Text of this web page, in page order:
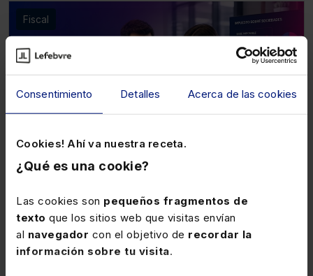
Consentimiento Detalles Acerca de las cookies
Cookies! Ahí va nuestra receta.
¿Qué es una cookie?
Las cookies son pequeños fragmentos de
texto que los sitios web que visitas envían
al navegador con el objetivo de recordar la
información sobre tu visita.
Fiscal
Curso Cierre fiscal en el IS 2026 (3 sesiones
webinar)
★★★★★ (56)